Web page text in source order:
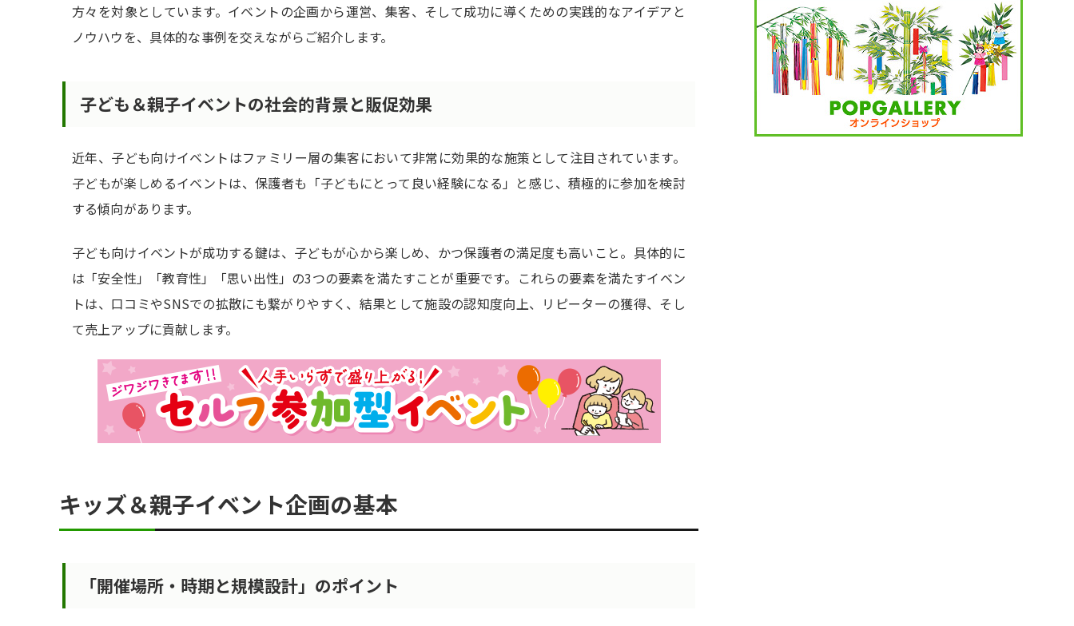
方々を対象としています。イベントの企画から運営、集客、そして成功に導くための実践的なアイデアと
ノウハウを、具体的な事例を交えながらご紹介します。
子ども＆親子イベントの社会的背景と販促効果
近年、子ども向けイベントはファミリー層の集客において非常に効果的な施策として注目されています。
子どもが楽しめるイベントは、保護者も「子どもにとって良い経験になる」と感じ、積極的に参加を検討
する傾向があります。
子ども向けイベントが成功する鍵は、子どもが心から楽しめ、かつ保護者の満足度も高いこと。具体的に
は「安全性」「教育性」「思い出性」の3つの要素を満たすことが重要です。これらの要素を満たすイベン
トは、口コミやSNSでの拡散にも繋がりやすく、結果として施設の認知度向上、リピーターの獲得、そし
て売上アップに貢献します。
キッズ＆親子イベント企画の基本
「開催場所・時期と規模設計」のポイント